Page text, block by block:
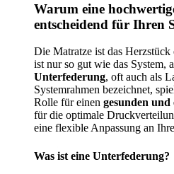
Warum eine
entscheidend für Ihren
Die Matratze ist das Herzstück
ist nur so gut wie das System,
Unterfederung, oft auch als
Systemrahmen bezeichnet,
Rolle für einen gesunden und
für die optimale
eine flexible Anpassung an
Was ist eine Unterfederung?